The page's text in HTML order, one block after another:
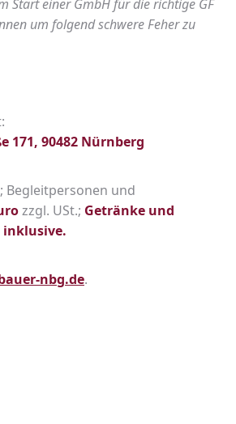
Start einer GmbH für die richtige GF
um folgend schwere Feher zu
171, 90482 Nürnberg
Begleitpersonen und
zzgl. USt.; Getränke und
inklusive.
nbg.de.